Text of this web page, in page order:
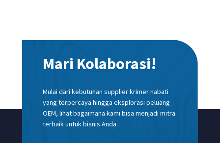
Mari Kolaborasi!
Mulai dari kebutuhan supplier krimer nabati
yang terpercaya hingga eksplorasi peluang
OEM, lihat bagaimana kami bisa menjadi mitra
terbaik untuk bisnis Anda.